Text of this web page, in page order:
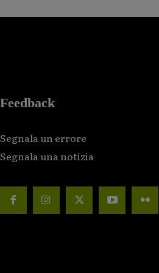
Feedback
Segnala un errore
Segnala una notizia